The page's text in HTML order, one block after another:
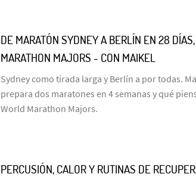
DE MARATÓN SYDNEY A BERLÍN EN 28
MARATHON MAJORS - CON MAIKEL
Sydney como tirada larga y Berlín a por todas.
prepara dos maratones en 4 semanas y qué
World Marathon Majors.
PERCUSIÓN, CALOR Y RUTINAS DE